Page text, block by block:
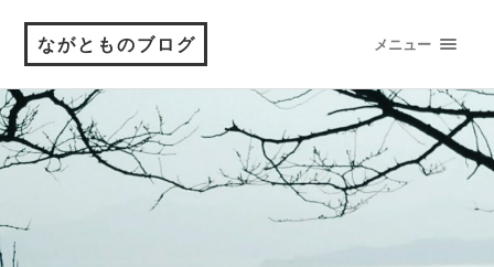
ながとものブログ メニュー